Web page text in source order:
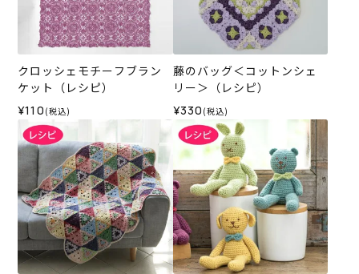
クロッシェモチーフブラン
ケット（レシピ）
¥110 (税込)
藤のバッグ＜コットンシェ
リー＞（レシピ）
¥330 (税込)